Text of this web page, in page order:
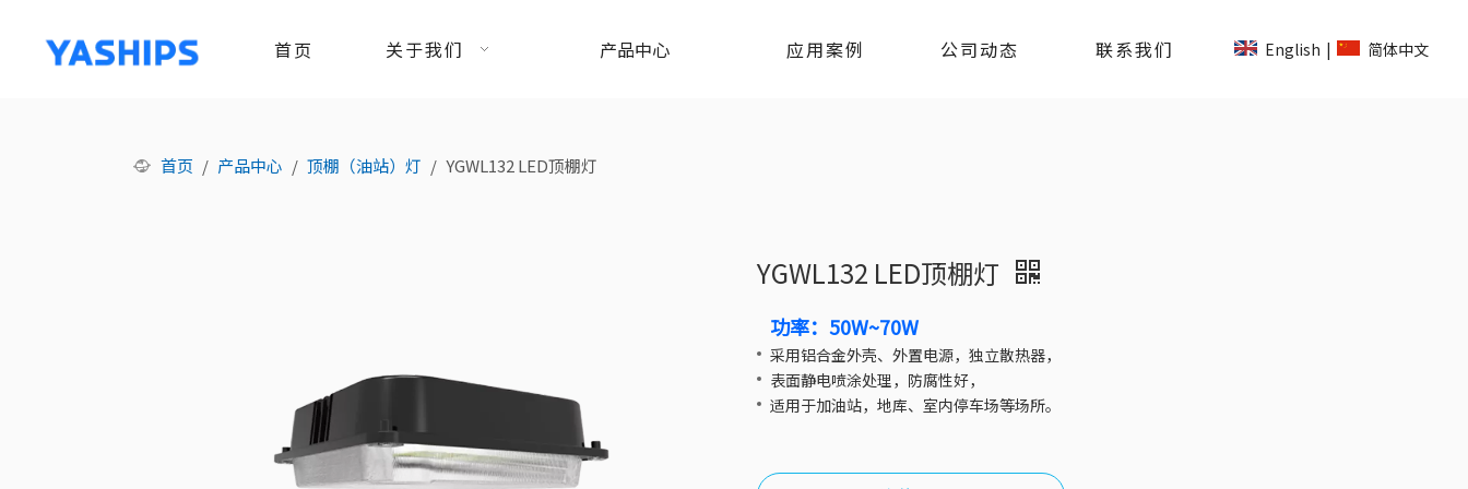
首页 关于我们 产品中心 应用案例 公司动态 联系我们 English | 简体中文
首页 / 产品中心 / 顶棚（油站）灯 / YGWL132 LED顶棚灯
YGWL132 LED顶棚灯
功率：50W~70W
采用铝合金外壳、外置电源，独立散热器，
表面静电喷涂处理，防腐性好，
适用于加油站，地库、室内停车场等场所。